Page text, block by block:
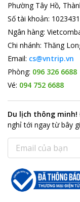
Phường Tây Hồ,
Số tài khoản:
Ngân hàng:
Chi nhánh: Thăng
Email: cs@vntrip.vn
Phòng: 096 326 6688
Vé: 094 752 6688
Du lịch thông minh!
nghỉ tới ngay từ bây